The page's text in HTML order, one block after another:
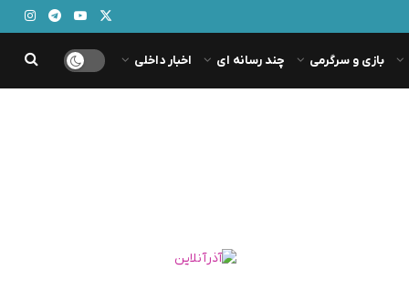
بازی و سرگرمی چند رسانه ای اخبار داخلی